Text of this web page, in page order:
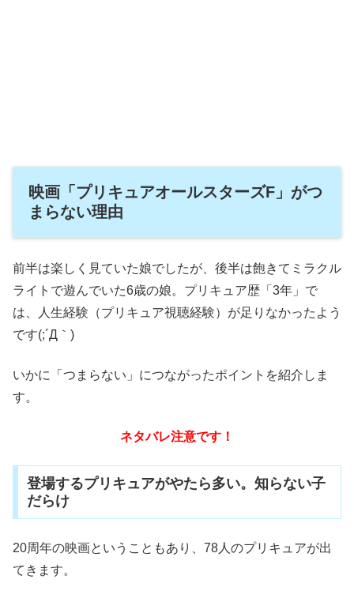
映画「プリキュアオールスターズF」がつ
まらない理由
前半は楽しく見ていた娘でしたが、後半は飽きてミラクル
ライトで遊んでいた6歳の娘。プリキュア歴「3年」で
は、人生経験（プリキュア視聴経験）が足りなかったよう
です(;´Д｀)
いかに「つまらない」につながったポイントを紹介しま
す。
ネタバレ注意です！
登場するプリキュアがやたら多い。知らない子
だらけ
20周年の映画ということもあり、78人のプリキュアが出
てきます。